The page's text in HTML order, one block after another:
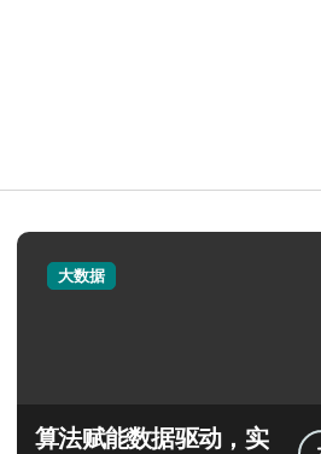
大数据
算法赋能数据驱动，实